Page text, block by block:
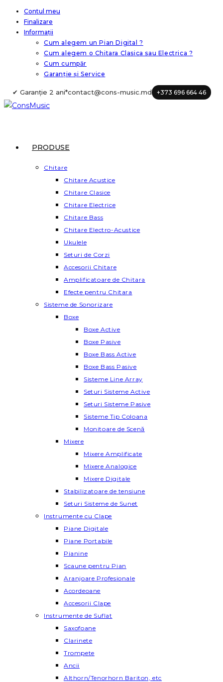
Skip
content
Contul meu
Finalizare
Informații
Cum alegem un Pian Digital ?
Cum alegem o Chitara Clasica sau Electrica ?
Cum cumpăr
Garanție și Service
✔ Garanție 2 ani*contact@cons-music.md +373 696 664 46
PRODUSE
Chitare
Chitare Acustice
Chitare Clasice
Chitare Electrice
Chitare Bass
Chitare Electro-Acustice
Ukulele
Seturi de Corzi
Accesorii Chitare
Amplificatoare de Chitara
Efecte pentru Chitara
Sisteme de Sonorizare
Boxe
Boxe Active
Boxe Pasive
Boxe Bass Active
Boxe Bass Pasive
Sisteme Line Array
Seturi Sisteme Active
Seturi Sisteme Pasive
Sisteme Tip Coloana
Monitoare de Scenă
Mixere
Mixere Amplificate
Mixere Analogice
Mixere Digitale
Stabilizatoare de tensiune
Seturi Sisteme de Sunet
Instrumente cu Clape
Piane Digitale
Piane Portabile
Pianine
Scaune pentru Pian
Aranjoare Profesionale
Acordeoane
Accesorii Clape
Instrumente de Suflat
Saxofoane
Clarinete
Trompete
Ancii
Althorn/Tenorhorn Bariton, etc